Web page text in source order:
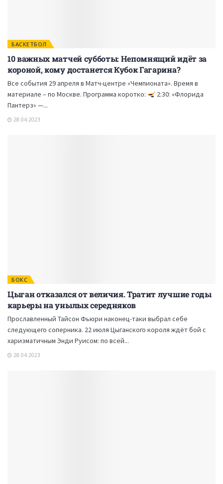
БАСКЕТБОЛ
10 важных матчей субботы: Непомнящий идёт за
короной, кому достанется Кубок Гагарина?
Все события 29 апреля в Матч-центре «Чемпионата». Время в
материале – по Москве. Программа коротко:
2:30: «Флорида
Пантерз» —...
28.04.2023
БОКС
Цыган отказался от величия. Тратит лучшие годы
карьеры на унылых середняков
Прославленный Тайсон Фьюри наконец-таки выбрал себе
следующего соперника. 22 июля Цыганского короля ждёт бой с
харизматичным Энди Руисом: по всей...
28.04.2023